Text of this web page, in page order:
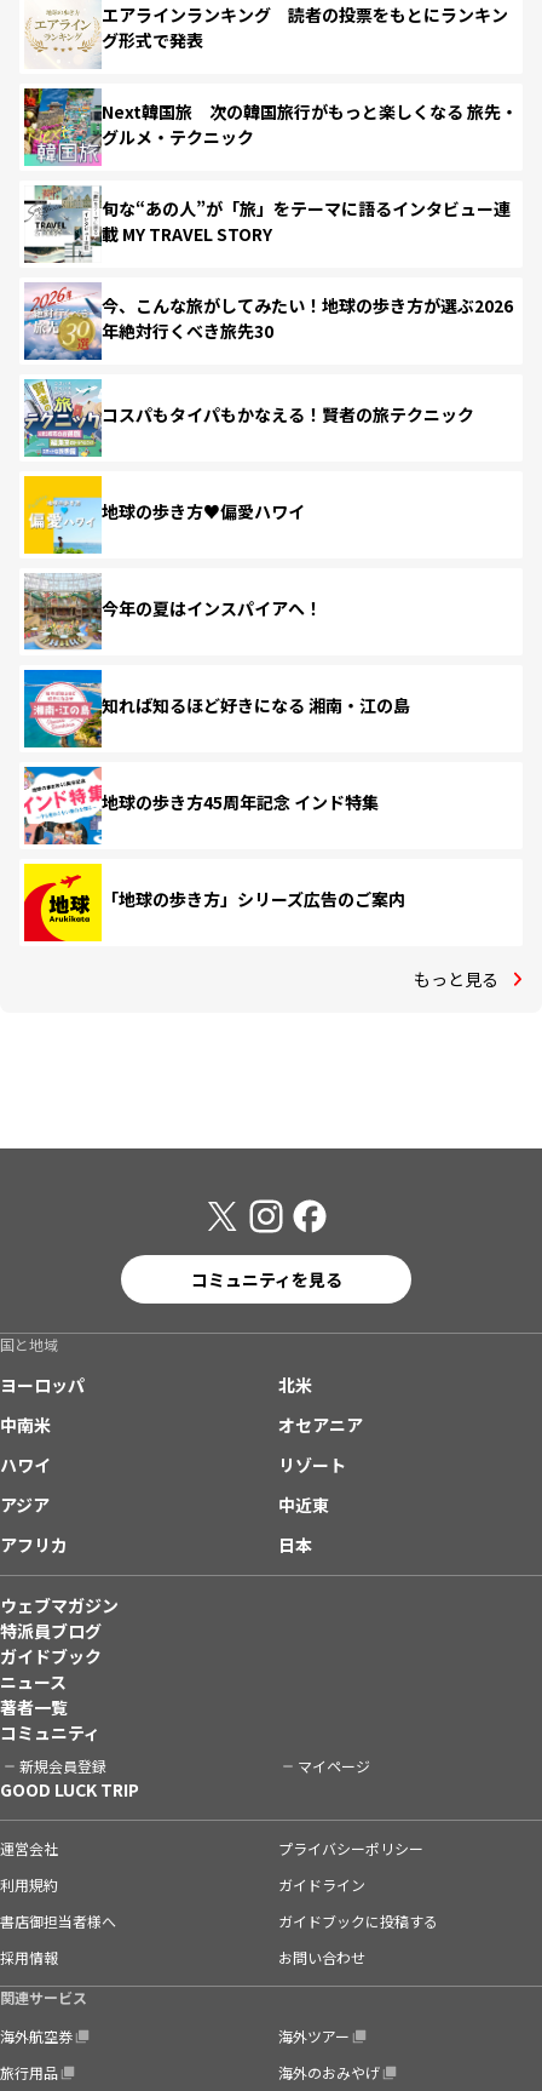
エアラインランキング 読者の投票をもとにランキン
グ形式で発表
Next韓国旅 次の韓国旅行がもっと楽しくなる 旅先・
グルメ・テクニック
旬な“あの人”が「旅」をテーマに語るインタビュー連
載 MY TRAVEL STORY
今、こんな旅がしてみたい！地球の歩き方が選ぶ2026
年絶対行くべき旅先30
コスパもタイパもかなえる！賢者の旅テクニック
地球の歩き方♥偏愛ハワイ
今年の夏はインスパイアへ！
知れば知るほど好きになる 湘南・江の島
地球の歩き方45周年記念 インド特集
「地球の歩き方」シリーズ広告のご案内
もっと見る
コミュニティを見る
国と地域
ヨーロッパ
北米
中南米
オセアニア
ハワイ
リゾート
アジア
中近東
アフリカ
日本
ウェブマガジン
特派員ブログ
ガイドブック
ニュース
著者一覧
コミュニティ
新規会員登録 マイページ
GOOD LUCK TRIP
運営会社
プライバシーポリシー
利用規約
ガイドライン
書店御担当者様へ
ガイドブックに投稿する
採用情報
お問い合わせ
関連サービス
海外航空券
海外ツアー
旅行用品
海外のおみやげ